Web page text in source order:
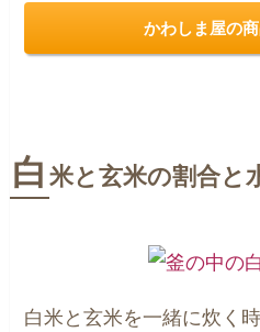
かわしま屋の
白 米と玄米の割合と
白米と玄米を一緒に炊く